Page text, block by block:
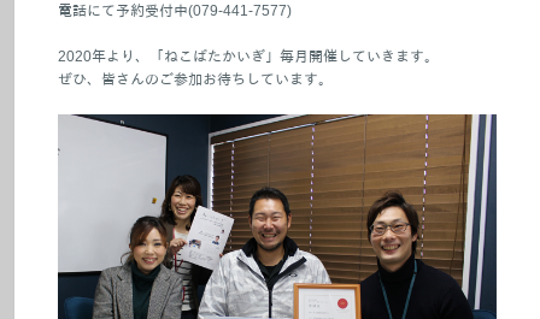
電話にて予約受付中(079-441-7577)
2020年より、「ねこばたかいぎ」毎月開催していきます。
ぜひ、皆さんのご参加お待ちしています。